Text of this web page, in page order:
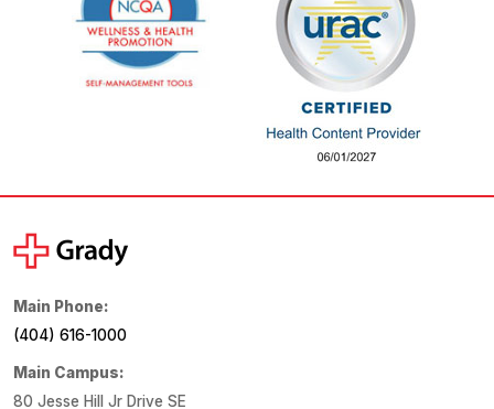
Main Phone:
(404) 616-1000
Main Campus:
80 Jesse Hill Jr Drive SE